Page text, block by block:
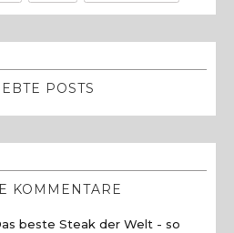
POSTS
KOMMENTARE
beste Steak der Welt - so